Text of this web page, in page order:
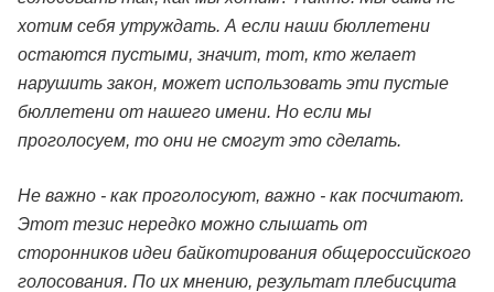
хотим себя утруждать. А если наши бюллетени
остаются пустыми, значит, тот, кто желает
нарушить закон, может использовать эти пустые
бюллетени от нашего имени. Но если мы
проголосуем, то они не смогут это сделать.
Не важно - как проголосуют, важно - как посчитают.
Этот тезис нередко можно слышать от
сторонников идеи байкотирования общероссийского
голосования. По их мнению, результат плебисцита